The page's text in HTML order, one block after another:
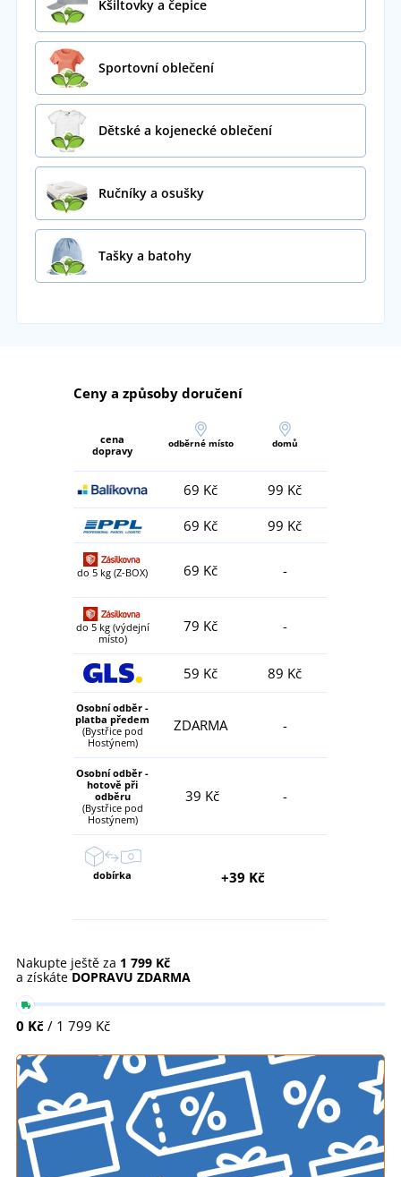
Kšiltovky a čepice
Sportovní oblečení
Dětské a kojenecké oblečení
Ručníky a osušky
Tašky a batohy
Ceny a způsoby doručení
cena
dopravy
odběrné místo domů
69 Kč
99 Kč
69 Kč
99 Kč
do 5 kg (Z-BOX) 69 Kč -
do 5 kg (výdejní
místo)
79 Kč -
59 Kč 89 Kč
Osobní odběr -
platba předem
(Bystřice pod
Hostýnem)
ZDARMA -
Osobní odběr -
hotově při
odběru
(Bystřice pod
Hostýnem)
39 Kč -
dobírka +39 Kč
Nakupte ještě za 1 799 Kč
a získáte DOPRAVU ZDARMA
0 Kč / 1 799 Kč